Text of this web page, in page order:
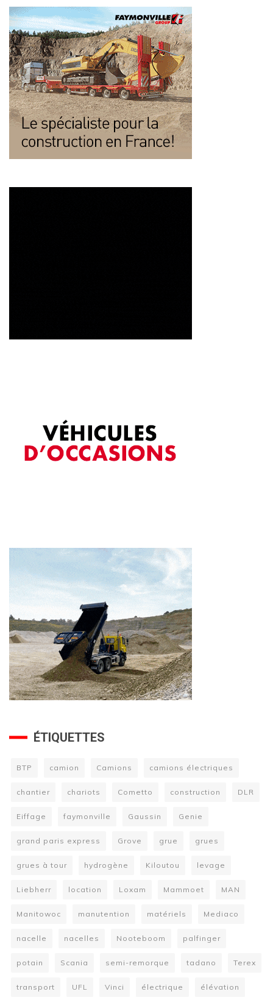
ÉTIQUETTES
BTP camion Camions camions électriques
chantier chariots Cometto construction DLR
Eiffage faymonville Gaussin Genie
grand paris express Grove grue grues
grues à tour hydrogène Kiloutou levage
Liebherr location Loxam Mammoet MAN
Manitowoc manutention matériels Mediaco
nacelle nacelles Nooteboom palfinger
potain Scania semi-remorque tadano Terex
transport UFL Vinci électrique élévation